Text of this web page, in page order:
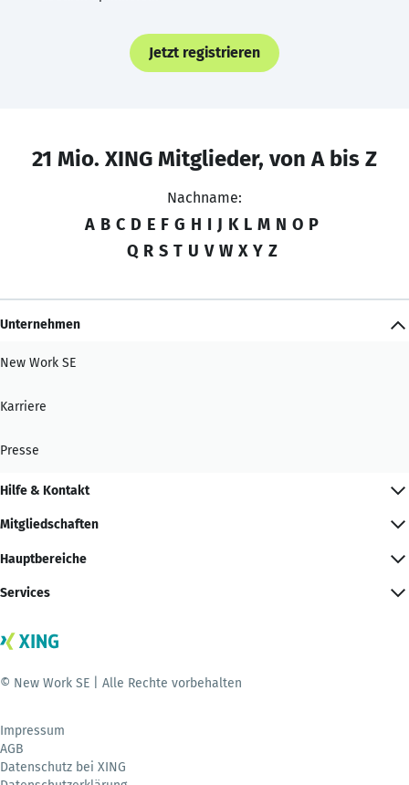
Jetzt registrieren
21 Mio. XING Mitglieder, von A bis Z
Nachname:
A B C D E F G H I J K L M N O P
Q R S T U V W X Y Z
Unternehmen
New Work SE
Karriere
Presse
Hilfe & Kontakt
Mitgliedschaften
Hauptbereiche
Services
© New Work SE | Alle Rechte vorbehalten
Impressum
AGB
Datenschutz bei XING